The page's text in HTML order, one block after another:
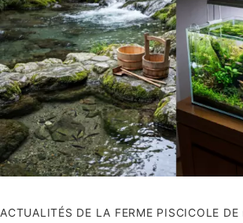
ACTUALITÉS DE LA FERME PISCICOLE DE